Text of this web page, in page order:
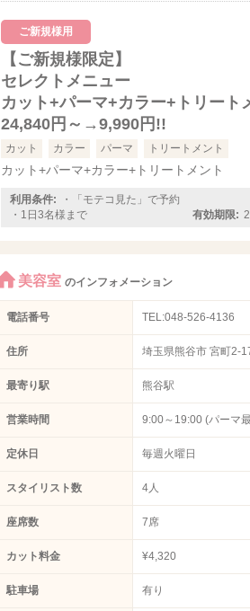
ご新規様用
【ご新規様限定】
セレクトメニュー
カット+パーマ+カラー+トリート
24,840円～→9,990円!!
カット カラー パーマ トリートメント
カット+パーマ+カラー+トリートメント
利用条件:
・「モテコ見た」で予約
・1日3名様まで
有効期限:
美容室 のインフォメーション
電話番号 TEL:048-526-4136
住所 埼玉県熊谷市 宮町2-
最寄り駅 熊谷駅
営業時間 9:00～19:00 (パーマ
定休日 毎週火曜日
スタイリスト数 4人
座席数 7席
カット料金 ¥4,320
駐車場 有り